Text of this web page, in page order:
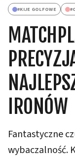
#KIJE GOLFOWE #
IRONÓW
Fantastyczne
wybaczalność.